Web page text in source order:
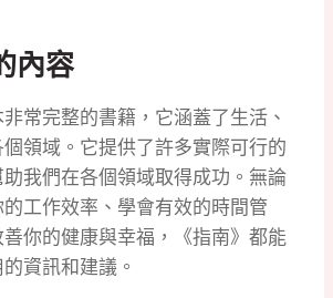
內容
非常完整的書籍，它涵蓋了生活、
領域。它提供了許多實際可行的
我們在各個領域取得成功。無論
工作效率、學會有效的時間管
你的健康與幸福，《指南》都能
資訊和建議。